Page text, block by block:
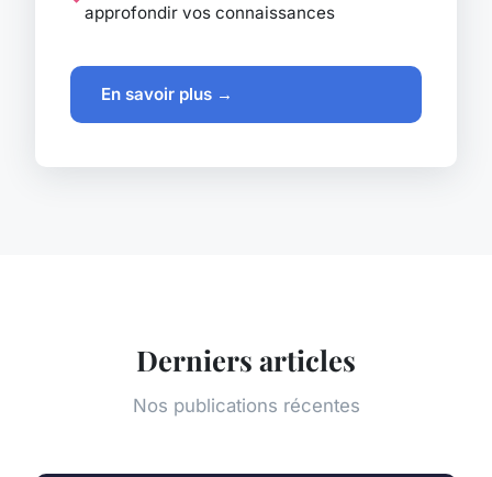
approfondir vos connaissances
En savoir plus →
Derniers articles
Nos publications récentes